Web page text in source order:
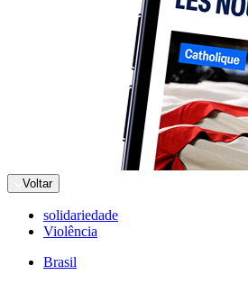
Voltar
solidariedade
Violência
Brasil